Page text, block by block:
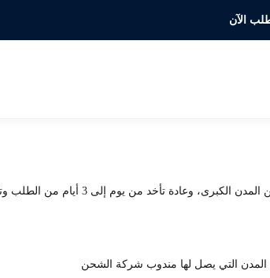
الآن
تأخد من يوم إلى 3 أيام من الطلب وتأكيده.
المدن التي يصل لها مندوب شركة الشحن